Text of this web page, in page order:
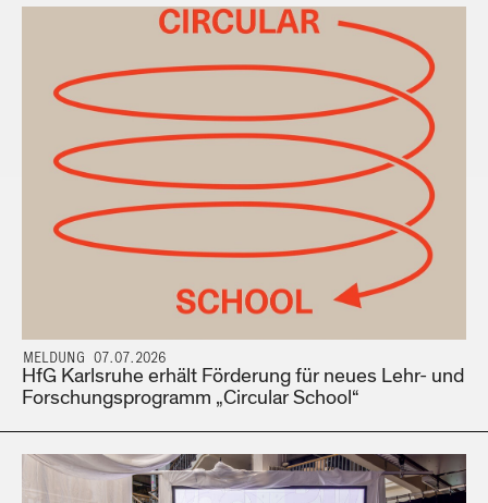
MELDUNG 07.07.2026
HfG Karlsruhe erhält Förderung für neues Lehr- und
Forschungsprogramm „Circular School“